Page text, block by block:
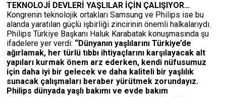
TEKNOLOJİ DEVLERİ YAŞLILAR İÇİN ÇALIŞIYOR…
Kongrenin teknolojik ortakları Samsung ve Philips ise bu
alanda yaratılan güçlü işbirliği zincirinin önemli halkalarıydı.
Philips Türkiye Başkanı Haluk Karabatak konuşmasında şu
ifadelere yer verdi: “Dünyanın yaşlılarını Türkiye’de
ağırlamak, her türlü tıbbı ihtiyaçlarını karşılayacak alt
yapıları kurmak önem arz ederken, kendi nüfusumuz
için daha iyi bir gelecek ve daha kaliteli bir yaşlılık
sunacak çalışmaları beraber yürütmek zorundayız.
Philips dünyada yaşlı bakımı ve evde bakım